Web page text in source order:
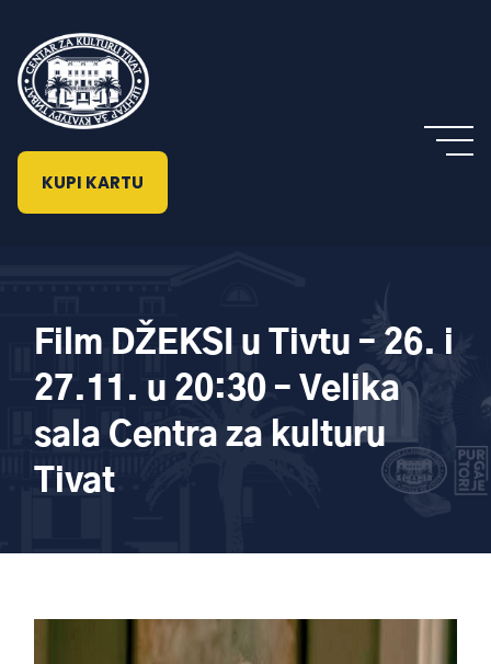
KUPI KARTU
Film DŽEKSI u Tivtu – 26. i
27.11. u 20:30 – Velika
sala Centra za kulturu
Tivat